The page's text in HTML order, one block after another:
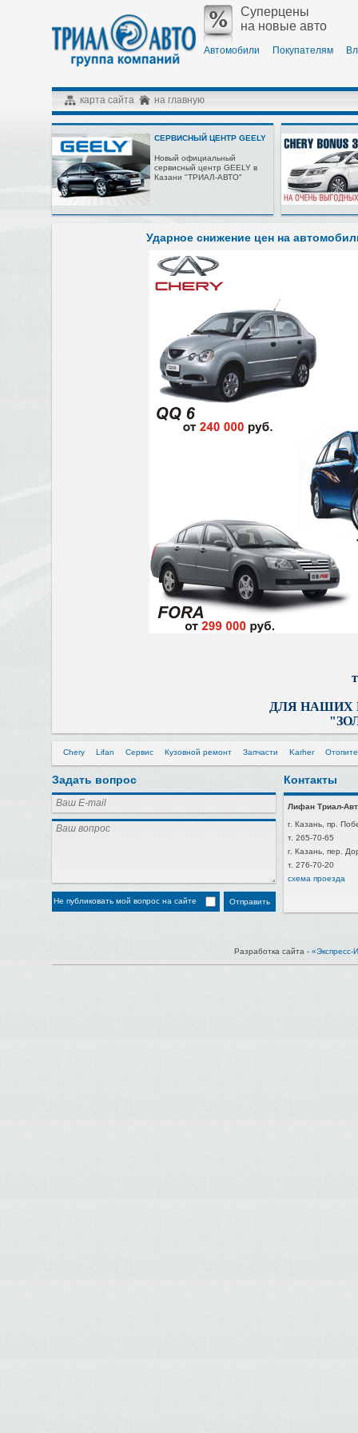
Суперцены
на новые авто
Автомобили Покупателям
карта сайта на главную
СЕРВИСНЫЙ ЦЕНТР GEELY
Новый официальный
сервисный центр GEELY в
Казани "ТРИАЛ-АВТО"
Ударное снижение цен на
ДЛЯ НАШИХ
Chery Lifan Сервис Кузовной ремонт Запчасти Karher
Задать вопрос
Не публиковать мой вопрос на сайте
Контакты
Лифан Триал-
г. Казань, пр.
т. 265-70-65
г. Казань, пер.
т. 276-70-20
схема проезда
Разработка сайта - «Экспресс-